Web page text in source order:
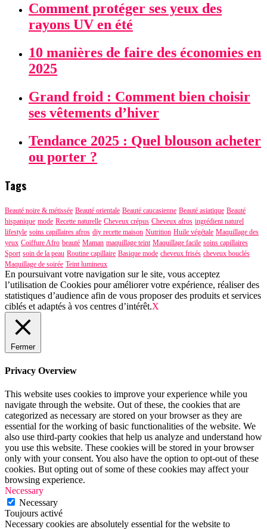
Comment protéger ses yeux des
rayons UV en été
10 manières de faire des économies en
2025
Grand froid : Comment bien choisir
ses vêtements d’hiver
Tendance 2025 : Quel blouson acheter
ou porter ?
Tags
Beauté noire & métissée Beauté orientale Beauté caucasienne Beauté asiatique Beauté
hispanique mode Recette naturelle Cheveux crépus Cheveux afros ingrédient naturel
lifestyle soins capillaires afros diy recette maison Nutrition Huile végétale Maquillage des
yeux Coiffure Afro beauté Maman maquillage teint Maquillage facile soins capillaires
Sport soin de la peau Routine capillaire Basique mode cheveux frisés cheveux bouclés
Maquillage de soirée Teint lumineux
En poursuivant votre navigation sur le site, vous acceptez
l’utilisation de Cookies pour améliorer votre expérience, réaliser des
statistiques d’audience afin de vous proposer des produits et services
ciblés et adaptés à vos centres d’intérêt.X
Fermer
Privacy Overview
This website uses cookies to improve your experience while you
navigate through the website. Out of these, the cookies that are
categorized as necessary are stored on your browser as they are
essential for the working of basic functionalities of the website. We
also use third-party cookies that help us analyze and understand how
you use this website. These cookies will be stored in your browser
only with your consent. You also have the option to opt-out of these
cookies. But opting out of some of these cookies may affect your
browsing experience.
Necessary
Necessary
Toujours activé
Necessary cookies are absolutely essential for the website to